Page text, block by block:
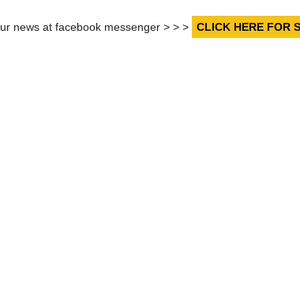
news at facebook messenger > > > CLICK HERE FOR